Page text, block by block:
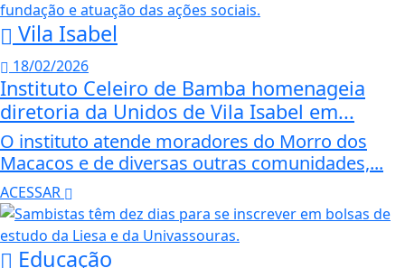
Vila Isabel
18/02/2026
Instituto Celeiro de Bamba homenageia
diretoria da Unidos de Vila Isabel em...
O instituto atende moradores do Morro dos
Macacos e de diversas outras comunidades,...
ACESSAR
Educação